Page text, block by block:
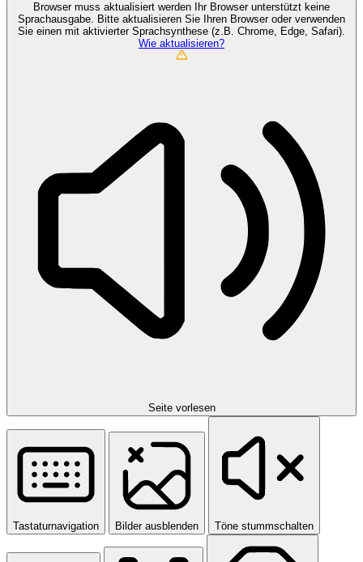
Browser muss aktualisiert werden
Ihr Browser unterstützt keine
Sprachausgabe. Bitte aktualisieren Sie Ihren Browser oder verwenden
Sie einen mit aktivierter Sprachsynthese (z.B. Chrome, Edge, Safari).
Wie aktualisieren?
Seite vorlesen
Tastaturnavigation Bilder ausblenden Töne stummschalten